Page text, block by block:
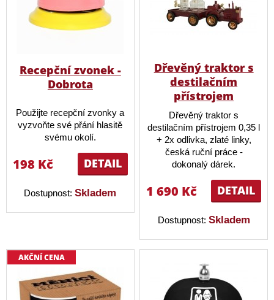
Recepční zvonek -
Dobrota
Použijte recepční zvonky a
vyzvoňte své přání hlasitě
svému okolí.
DETAIL
198 Kč
Dostupnost:Skladem
Dřevěný traktor s
destilačním
přístrojem
Dřevěný traktor s
destilačním přístrojem 0,35 l
+ 2x odlivka, zlaté linky,
česká ruční práce -
dokonalý dárek.
DETAIL
1 690 Kč
Dostupnost: Skladem
AKČNÍ CENA